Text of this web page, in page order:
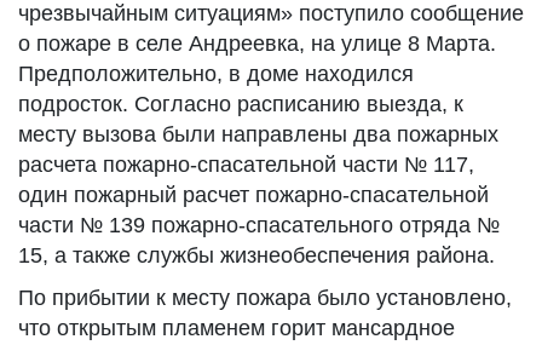
чрезвычайным ситуациям» поступило сообщение
о пожаре в селе Андреевка, на улице 8 Марта.
Предположительно, в доме находился
подросток. Согласно расписанию выезда, к
месту вызова были направлены два пожарных
расчета пожарно-спасательной части № 117,
один пожарный расчет пожарно-спасательной
части № 139 пожарно-спасательного отряда №
15, а также службы жизнеобеспечения района.
По прибытии к месту пожара было установлено,
что открытым пламенем горит мансардное